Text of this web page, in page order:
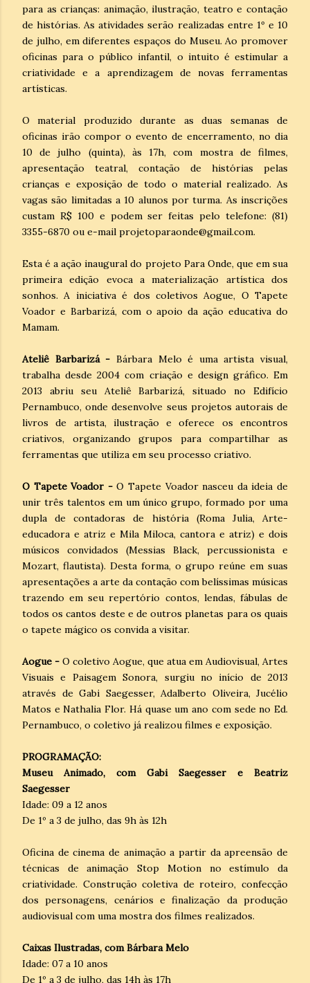
para as crianças: animação, ilustração, teatro e contação
de histórias. As atividades serão realizadas entre 1º e 10
de julho, em diferentes espaços do Museu. Ao promover
oficinas para o público infantil, o intuito é estimular a
criatividade e a aprendizagem de novas ferramentas
artísticas.
O material produzido durante as duas semanas de
oficinas irão compor o evento de encerramento, no dia
10 de julho (quinta), às 17h, com mostra de filmes,
apresentação teatral, contação de histórias pelas
crianças e exposição de todo o material realizado. As
vagas são limitadas a 10 alunos por turma. As inscrições
custam R$ 100 e podem ser feitas pelo telefone: (81)
3355-6870 ou e-mail projetoparaonde@gmail.com.
Esta é a ação inaugural do projeto Para Onde, que em sua
primeira edição evoca a materialização artística dos
sonhos. A iniciativa é dos coletivos Aogue, O Tapete
Voador e Barbarizá, com o apoio da ação educativa do
Mamam.
Ateliê Barbarizá - Bárbara Melo é uma artista visual,
trabalha desde 2004 com criação e design gráfico. Em
2013 abriu seu Ateliê Barbarizá, situado no Edifício
Pernambuco, onde desenvolve seus projetos autorais de
livros de artista, ilustração e oferece os encontros
criativos, organizando grupos para compartilhar as
ferramentas que utiliza em seu processo criativo.
O Tapete Voador -O Tapete Voador nasceu da ideia de
unir três talentos em um único grupo, formado por uma
dupla de contadoras de história (Roma Julia, Arte-
educadora e atriz e Mila Miloca, cantora e atriz) e dois
músicos convidados (Messias Black, percussionista e
Mozart, flautista). Desta forma, o grupo reúne em suas
apresentações a arte da contação com belíssimas músicas
trazendo em seu repertório contos, lendas, fábulas de
todos os cantos deste e de outros planetas para os quais
o tapete mágico os convida a visitar.
Aogue - O coletivo Aogue, que atua em Audiovisual, Artes
Visuais e Paisagem Sonora, surgiu no início de 2013
através de Gabi Saegesser, Adalberto Oliveira, Jucélio
Matos e Nathalia Flor. Há quase um ano com sede no Ed.
Pernambuco, o coletivo já realizou filmes e exposição.
PROGRAMAÇÃO:
Museu Animado, com Gabi Saegesser e Beatriz
Saegesser
Idade: 09 a 12 anos
De 1º a 3 de julho, das 9h às 12h
Oficina de cinema de animação a partir da apreensão de
técnicas de animação Stop Motion no estímulo da
criatividade. Construção coletiva de roteiro, confecção
dos personagens, cenários e finalização da produção
audiovisual com uma mostra dos filmes realizados.
Caixas Ilustradas, com Bárbara Melo
Idade: 07 a 10 anos
De 1º a 3 de julho, das 14h às 17h